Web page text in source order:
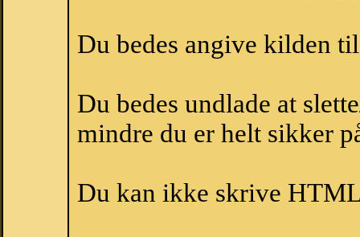
Du bedes angive kilden
Du bedes undlade at
mindre du er helt sikker
Du kan ikke skrive